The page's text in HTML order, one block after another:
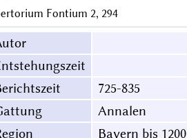
Fontium 2, 294
725-835
Annalen
Bayern bis 1200